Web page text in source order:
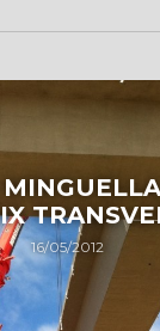
16/05/2012